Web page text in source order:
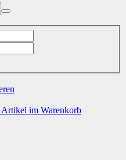
Artikel im Warenkorb